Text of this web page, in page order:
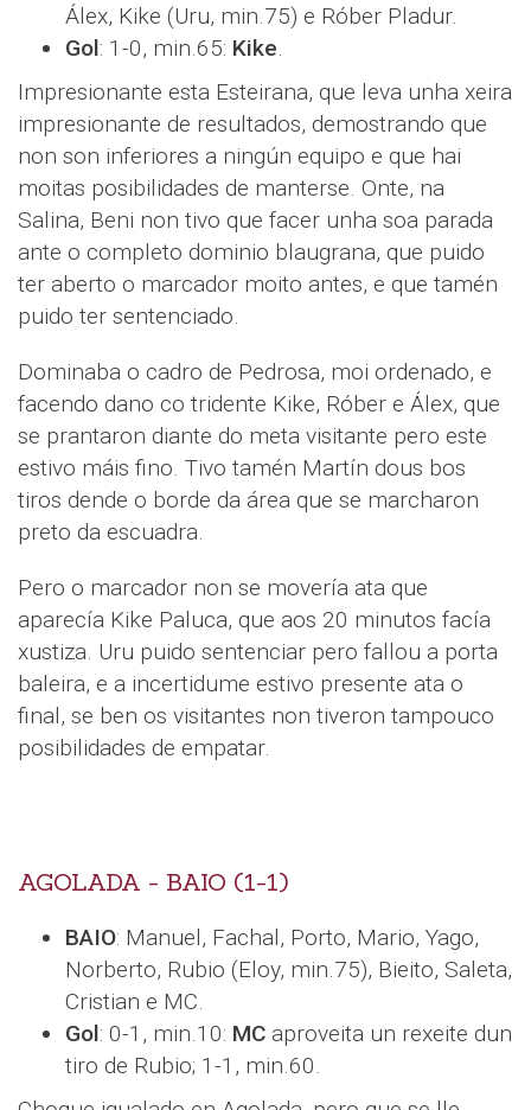
Álex, Kike (Uru, min.75) e Róber Pladur.
Gol: 1-0, min.65: Kike.
Impresionante esta Esteirana, que leva unha xeira
impresionante de resultados, demostrando que
non son inferiores a ningún equipo e que hai
moitas posibilidades de manterse. Onte, na
Salina, Beni non tivo que facer unha soa parada
ante o completo dominio blaugrana, que puido
ter aberto o marcador moito antes, e que tamén
puido ter sentenciado.
Dominaba o cadro de Pedrosa, moi ordenado, e
facendo dano co tridente Kike, Róber e Álex, que
se prantaron diante do meta visitante pero este
estivo máis fino. Tivo tamén Martín dous bos
tiros dende o borde da área que se marcharon
preto da escuadra.
Pero o marcador non se movería ata que
aparecía Kike Paluca, que aos 20 minutos facía
xustiza. Uru puido sentenciar pero fallou a porta
baleira, e a incertidume estivo presente ata o
final, se ben os visitantes non tiveron tampouco
posibilidades de empatar.
AGOLADA - BAIO (1-1)
BAIO: Manuel, Fachal, Porto, Mario, Yago,
Norberto, Rubio (Eloy, min.75), Bieito, Saleta,
Cristian e MC.
Gol: 0-1, min.10: MC aproveita un rexeite dun
tiro de Rubio; 1-1, min.60.